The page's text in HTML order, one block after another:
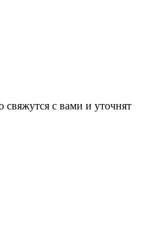
с вами и уточнят